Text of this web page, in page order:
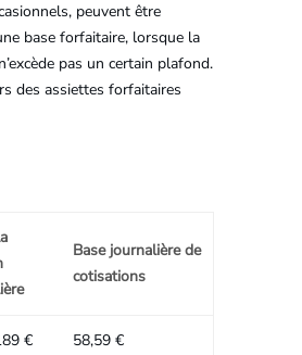
peuvent être
base forfaitaire, lorsque la
pas un certain plafond.
des assiettes forfaitaires
Base journalière de
cotisations
€ 58,59 €